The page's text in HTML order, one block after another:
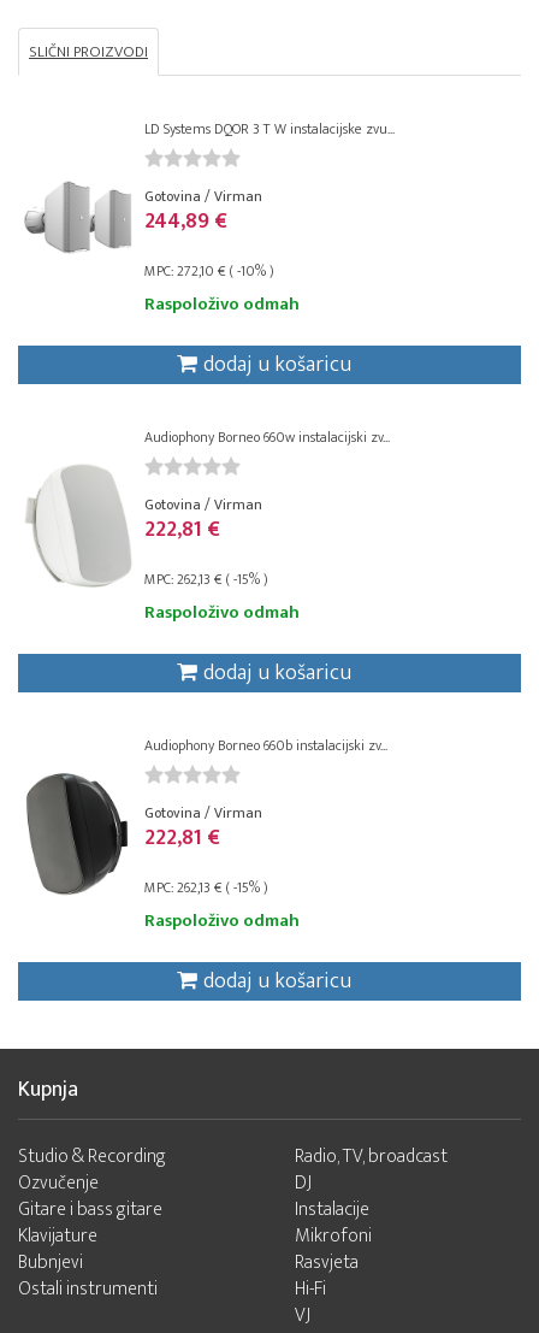
SLIČNI PROIZVODI
LD Systems DQOR 3 T W instalacijske zvu...
Gotovina / Virman
244,89 €
MPC: 272,10 € ( -10% )
Raspoloživo odmah
dodaj u košaricu
Audiophony Borneo 660w instalacijski zv...
Gotovina / Virman
222,81 €
MPC: 262,13 € ( -15% )
Raspoloživo odmah
dodaj u košaricu
Audiophony Borneo 660b instalacijski zv...
Gotovina / Virman
222,81 €
MPC: 262,13 € ( -15% )
Raspoloživo odmah
dodaj u košaricu
Kupnja
Studio & Recording
Ozvučenje
Gitare i bass gitare
Klavijature
Bubnjevi
Ostali instrumenti
Radio, TV, broadcast
DJ
Instalacije
Mikrofoni
Rasvjeta
Hi-Fi
VJ